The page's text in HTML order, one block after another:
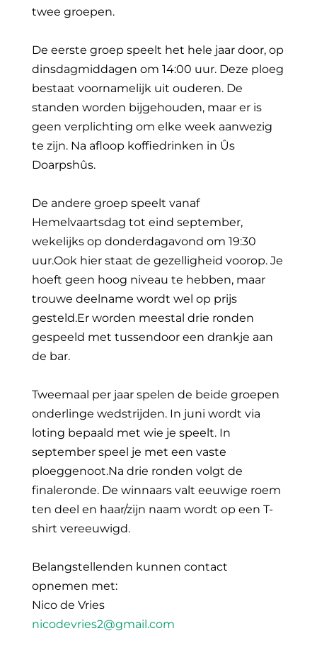
twee groepen.
De eerste groep speelt het hele jaar door, op
dinsdagmiddagen om 14:00 uur. Deze ploeg
bestaat voornamelijk uit ouderen. De
standen worden bijgehouden, maar er is
geen verplichting om elke week aanwezig
te zijn. Na afloop koffiedrinken in Ûs
Doarpshûs.
De andere groep speelt vanaf
Hemelvaartsdag tot eind september,
wekelijks op donderdagavond om 19:30
uur.Ook hier staat de gezelligheid voorop. Je
hoeft geen hoog niveau te hebben, maar
trouwe deelname wordt wel op prijs
gesteld.Er worden meestal drie ronden
gespeeld met tussendoor een drankje aan
de bar.
Tweemaal per jaar spelen de beide groepen
onderlinge wedstrijden. In juni wordt via
loting bepaald met wie je speelt. In
september speel je met een vaste
ploeggenoot.Na drie ronden volgt de
finaleronde. De winnaars valt eeuwige roem
ten deel en haar/zijn naam wordt op een T-
shirt vereeuwigd.
Belangstellenden kunnen contact
opnemen met:
Nico de Vries
nicodevries2@gmail.com